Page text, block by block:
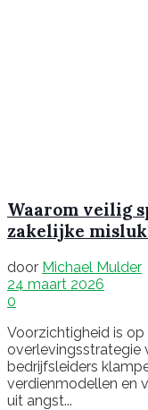
Waarom veilig
zakelijke
door Michael Mulder
24 maart 2026
0
Voorzichtigheid is
overlevingsstrategie
bedrijfsleiders
verdienmodellen en
uit angst...